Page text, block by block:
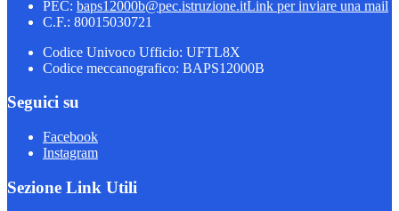
PEC: baps12000b@pec.istruzione.itLink per inviare una mail
C.F.: 80015030721
Codice Univoco Ufficio: UFTL8X
Codice meccanografico: BAPS12000B
Seguici su
Facebook
Instagram
Sezione Link Utili